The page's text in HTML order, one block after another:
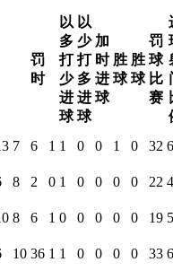
罚
时
以
多
打
少
进
球
以
少
打
多
进
球
加
时
进
球
胜
球
胜
球
罚
球
比
赛
7 6 1 1 0 0 1 0 32
8 2 0 1 0 0 0 0 22
8 6 1 0 0 0 0 0 19
10 36 1 1 0 0 0 0 33